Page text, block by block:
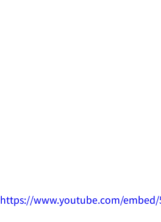
https://www.youtube.com/embed/